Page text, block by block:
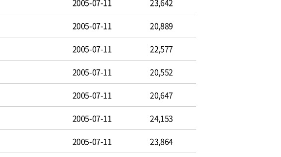
2005-07-11
23,642
2005-07-11
20,889
2005-07-11
22,577
2005-07-11
20,552
2005-07-11
20,647
2005-07-11
24,153
2005-07-11
23,864